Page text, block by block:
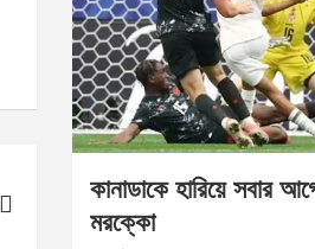
কানাডাকে হারিয়ে সবার
মরক্কো